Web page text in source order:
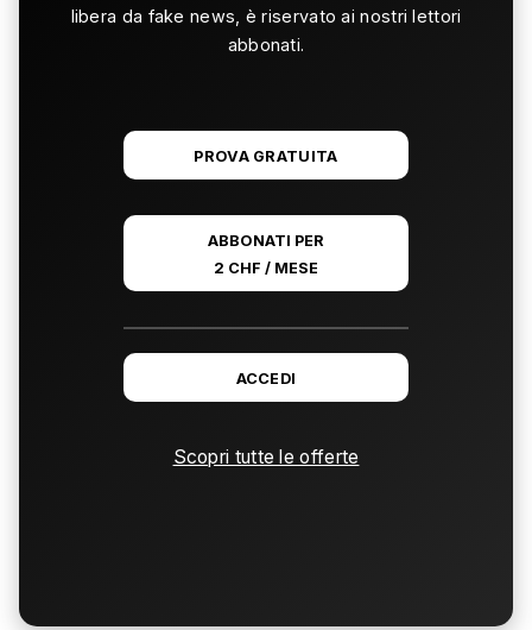
libera da fake news, è riservato ai nostri lettori
abbonati.
PROVA GRATUITA
ABBONATI PER
2 CHF / MESE
ACCEDI
Scopri tutte le offerte